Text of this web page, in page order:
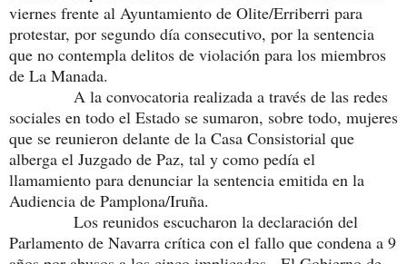
viernes frente al Ayuntamiento de Olite/Erriberri para
protestar, por segundo día consecutivo, por la sentencia
que no contempla delitos de violación para los miembros
de La Manada.
A la convocatoria realizada a través de las redes
sociales en todo el Estado se sumaron, sobre todo, mujeres
que se reunieron delante de la Casa Consistorial que
alberga el Juzgado de Paz, tal y como pedía el
llamamiento para denunciar la sentencia emitida en la
Audiencia de Pamplona/Iruña.
Los reunidos escucharon la declaración del
Parlamento de Navarra crítica con el fallo que condena a 9